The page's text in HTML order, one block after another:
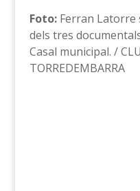
Foto:Ferran Latorre
dels tres
Casal municipal. /
TORREDEMBARRA